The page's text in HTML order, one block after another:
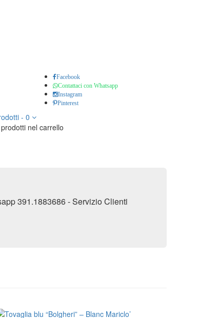
Facebook
Contattaci con Whatsapp
Instagram
Pinterest
- 0
nel carrello
391.1883686 - Servizio Clienti